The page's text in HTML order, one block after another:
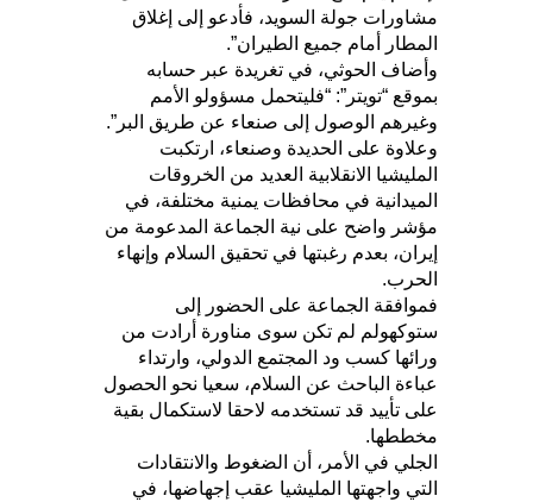
مشاورات جولة السويد، فأدعو إلى إغلاق
المطار أمام جميع الطيران”.
وأضاف الحوثي، في تغريدة عبر حسابه
بموقع “تويتر”: “فليتحمل مسؤولو الأمم
وغيرهم الوصول إلى صنعاء عن طريق البر”.
وعلاوة على الحديدة وصنعاء، ارتكبت
المليشيا الانقلابية العديد من الخروقات
الميدانية في محافظات يمنية مختلفة، في
مؤشر واضح على نية الجماعة المدعومة من
إيران، بعدم رغبتها في تحقيق السلام وإنهاء
الحرب.
فموافقة الجماعة على الحضور إلى
ستوكهولم لم تكن سوى مناورة أرادت من
ورائها كسب ود المجتمع الدولي، وارتداء
عباءة الباحث عن السلام، سعيا نحو الحصول
على تأييد قد تستخدمه لاحقا لاستكمال بقية
مخططها.
الجلي في الأمر، أن الضغوط والانتقادات
التي واجهتها المليشيا عقب إجهاضها، في